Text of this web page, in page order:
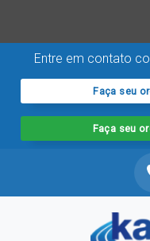
Entre em contato
Faça seu
Faça seu